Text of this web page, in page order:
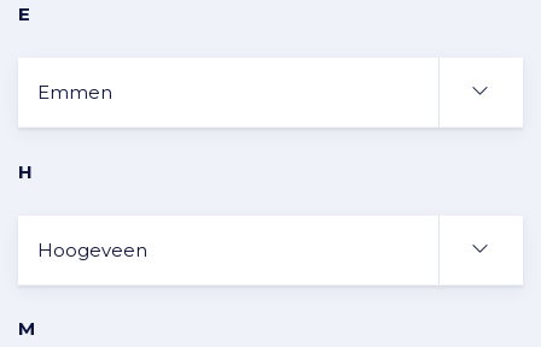
E
Emmen
H
Hoogeveen
M